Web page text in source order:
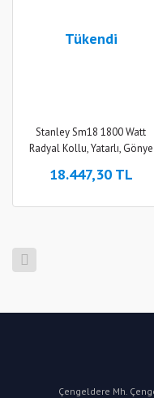
Tükendi
Stanley Sm18 1800 Watt
Radyal Kollu, Yatarlı, Gönye
18.447,30 TL
Çengeldere Mh.